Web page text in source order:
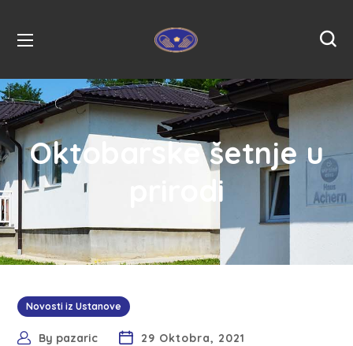
Oktobarske šetnje u
prirodi
Novosti iz Ustanove
By pazaric
29 Oktobra, 2021